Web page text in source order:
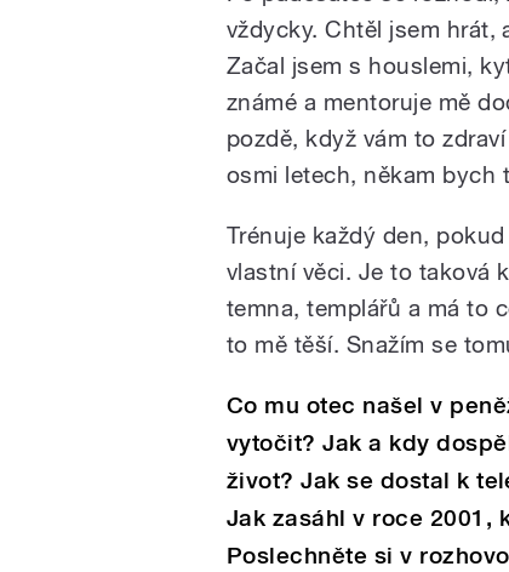
vždycky. Chtěl jsem hrát,
Začal jsem s houslemi,
známé a mentoruje mě
pozdě, když vám to
osmi letech, někam bych
Trénuje každý den,
vlastní věci. Je to taková
temna, templářů a má to
to mě těší. Snažím se
Co mu otec našel v
vytočit? Jak a kdy
život? Jak se dostal k
Jak zasáhl v roce 2001,
Poslechněte si v